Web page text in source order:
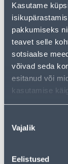
Kasutame
pakkumiseks
teavet selle
sotsiaalse
võivad seda
esitanud või
kasutamise
valik
Vajalik
Eelistused
Teie
uurimistööd
kasutades
veelgi
•
•
• Komplekti ei
• 14-päevane